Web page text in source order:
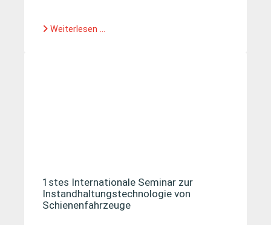
Weiterlesen ...
1stes Internationale Seminar zur
Instandhaltungstechnologie von
Schienenfahrzeuge